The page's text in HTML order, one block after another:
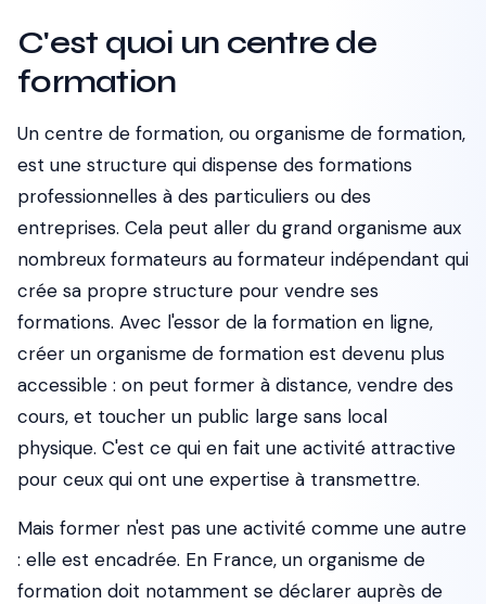
C'est quoi un centre de
formation
Un centre de formation, ou organisme de formation,
est une structure qui dispense des formations
professionnelles à des particuliers ou des
entreprises. Cela peut aller du grand organisme aux
nombreux formateurs au formateur indépendant qui
crée sa propre structure pour vendre ses
formations. Avec l'essor de la formation en ligne,
créer un organisme de formation est devenu plus
accessible : on peut former à distance, vendre des
cours, et toucher un public large sans local
physique. C'est ce qui en fait une activité attractive
pour ceux qui ont une expertise à transmettre.
Mais former n'est pas une activité comme une autre
: elle est encadrée. En France, un organisme de
formation doit notamment se déclarer auprès de